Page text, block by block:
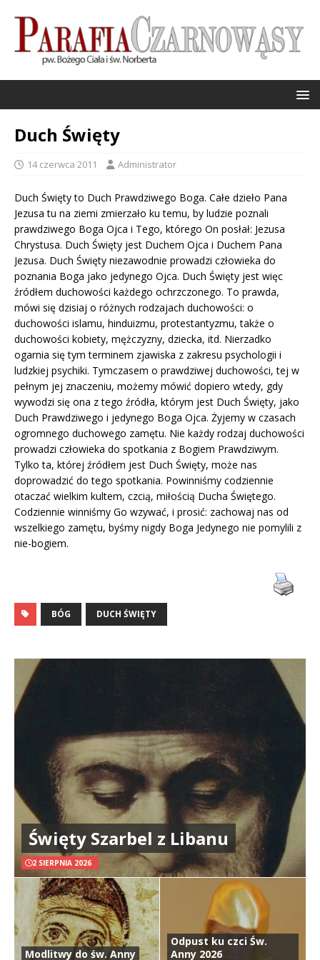
Duch Święty
14 czerwca 2011 Administrator
Duch Święty to Duch Prawdziwego Boga. Całe dzieło Pana
Jezusa tu na ziemi zmierzało ku temu, by ludzie poznali
prawdziwego Boga Ojca i Tego, którego On posłał: Jezusa
Chrystusa. Duch Święty jest Duchem Ojca i Duchem Pana
Jezusa. Duch Święty niezawodnie prowadzi człowieka do
poznania Boga jako jedynego Ojca. Duch Święty jest więc
źródłem duchowości każdego ochrzczonego. To prawda,
mówi się dzisiaj o różnych rodzajach duchowości: o
duchowości islamu, hinduizmu, protestantyzmu, także o
duchowości kobiety, mężczyzny, dziecka, itd. Nierzadko
ogarnia się tym terminem zjawiska z zakresu psychologii i
ludzkiej psychiki. Tymczasem o prawdziwej duchowości, tej w
pełnym jej znaczeniu, możemy mówić dopiero wtedy, gdy
wywodzi się ona z tego źródła, którym jest Duch Święty, jako
Duch Prawdziwego i jedynego Boga Ojca. Żyjemy w czasach
ogromnego duchowego zamętu. Nie każdy rodzaj duchowości
prowadzi człowieka do spotkania z Bogiem Prawdziwym.
Tylko ta, której źródłem jest Duch Święty, może nas
doprowadzić do tego spotkania. Powinniśmy codziennie
otaczać wielkim kultem, czcią, miłością Ducha Świętego.
Codziennie winniśmy Go wzywać, i prosić: zachowaj nas od
wszelkiego zamętu, byśmy nigdy Boga Jedynego nie pomylili z
nie-bogiem.
BÓG DUCH ŚWIĘTY
Święty Szarbel z Libanu
2 SIERPNIA 2026
Modlitwy do św. Anny
Odpust ku czci Św.
Anny 2026